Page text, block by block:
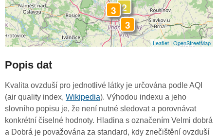
3
2
3
Leaflet | OpenStreetMap
Popis dat
Kvalita ovzduší pro jednotlivé látky je určována podle AQI
(air quality index, Wikipedia). Výhodou indexu a jeho
slovního popisu je, že není nutné sledovat a porovnávat
konkrétní číselné hodnoty. Hladina s označením Velmi dobrá
a Dobrá je považována za standard, kdy znečištění ovzduší